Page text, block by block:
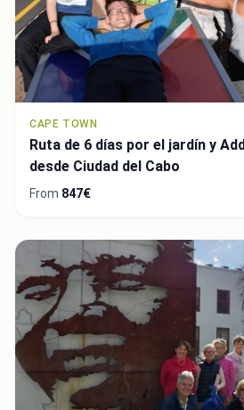
CAPE TOWN
Ruta de 6 días por el jardín y
desde Ciudad del Cabo
From 847€